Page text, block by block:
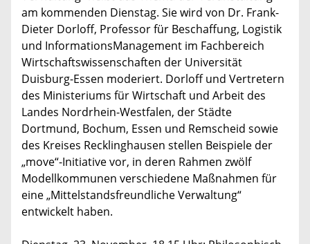
am kommenden Dienstag. Sie wird von Dr. Frank-
Dieter Dorloff, Professor für Beschaffung, Logistik
und InformationsManagement im Fachbereich
Wirtschaftswissenschaften der Universität
Duisburg-Essen moderiert. Dorloff und Vertretern
des Ministeriums für Wirtschaft und Arbeit des
Landes Nordrhein-Westfalen, der Städte
Dortmund, Bochum, Essen und Remscheid sowie
des Kreises Recklinghausen stellen Beispiele der
„move“-Initiative vor, in deren Rahmen zwölf
Modellkommunen verschiedene Maßnahmen für
eine „Mittelstandsfreundliche Verwaltung“
entwickelt haben.